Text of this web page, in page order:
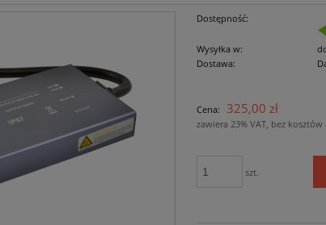
Dostępność:
Wysyłka w:
Dostawa:
płatnościCena: 325,00 zł
zawiera 23% VAT, bez
szt.